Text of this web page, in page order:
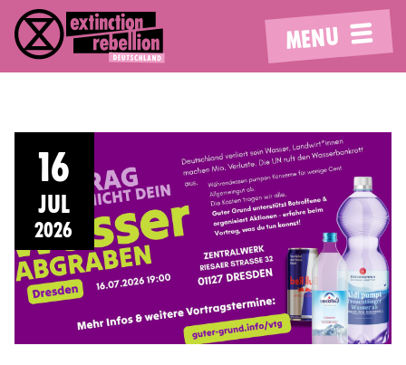
MENU
16
JUL
2026